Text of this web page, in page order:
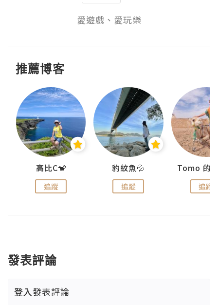
愛遊戲、愛玩樂
推薦博客
高比C🐒
追蹤
豹紋魚💦
追蹤 追蹤
發表評論
登入發表評論